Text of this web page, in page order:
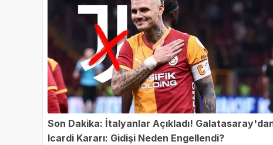
Son Dakika: İtalyanlar Açıkladı!
Icardi Kararı: Gidişi Neden Engellendi?